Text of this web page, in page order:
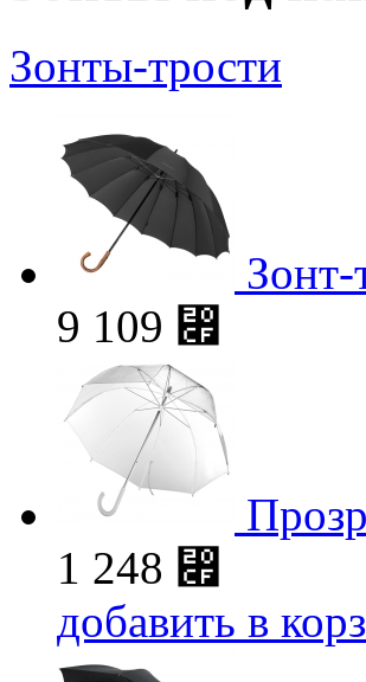
Зонты-трости
9 109 ⃏
1 248 ⃏
добавить в